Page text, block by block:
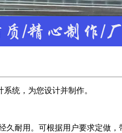
统，为您设计并制作。
耐用。可根据用户要求定做，